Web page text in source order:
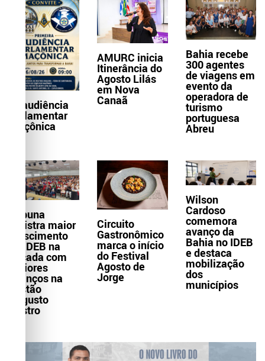
1ª audiência
parlamentar
maçônica
AMURC inicia
Itinerância do
Agosto Lilás
em Nova
Canaã
Bahia recebe
300 agentes
de viagens em
evento da
operadora de
turismo
portuguesa
Abreu
Itabuna
registra maior
crescimento
do IDEB na
década com
maiores
avanços na
gestão
Augusto
Castro
Circuito
Gastronômico
marca o início
do Festival
Agosto de
Jorge
Wilson
Cardoso
comemora
avanço da
Bahia no IDEB
e destaca
mobilização
dos
municípios